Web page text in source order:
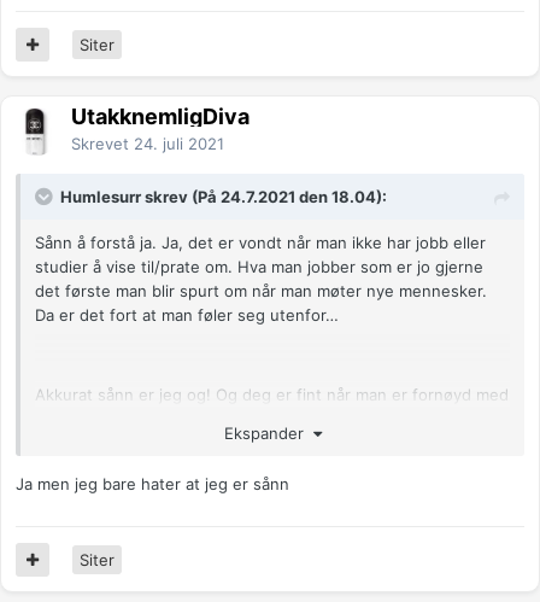
Siter
UtakknemligDiva
Skrevet 24. juli 2021
Humlesurr skrev (På 24.7.2021 den 18.04):
Sånn å forstå ja. Ja, det er vondt når man ikke har jobb eller
studier å vise til/prate om. Hva man jobber som er jo gjerne
det første man blir spurt om når man møter nye mennesker.
Da er det fort at man føler seg utenfor…
Akkurat sånn er jeg og! Og deg er fint når man er fornøyd med
og hva man ønsker. Og noen ganger må man nok jobbe litt
Feks hvis man trives veldig godt alene, men ønsker å være
sosial fordi det er det som er forventet. Det kan ta litt tid å
Ekspander
Ja men jeg bare hater at jeg er sånn
Siter